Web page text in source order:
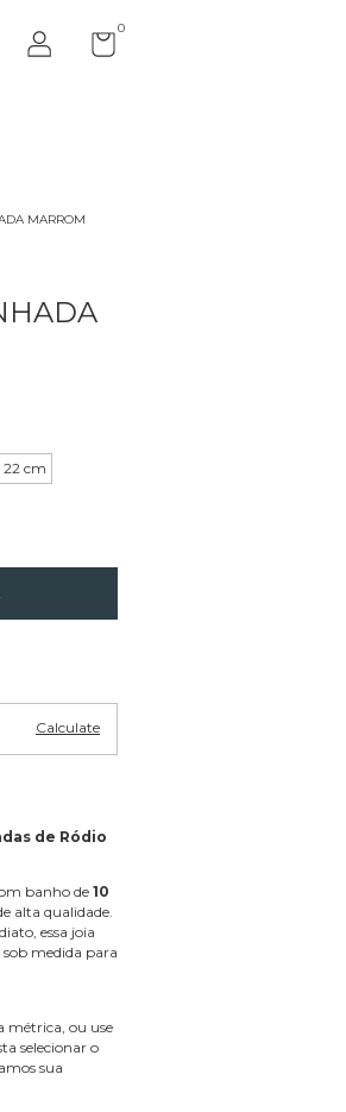
0
MARROM
22 cm
Calculate
de Ródio
banho de10
alta qualidade.
essa joia
medida para
métrica, ou use
selecionar o
sua